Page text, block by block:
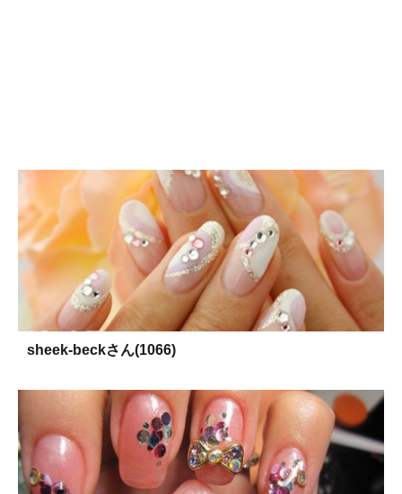
sheek-beckさん(1066)